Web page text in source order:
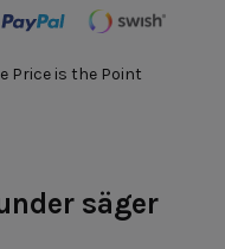
Price is the Point
säger